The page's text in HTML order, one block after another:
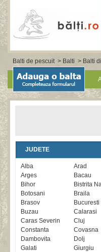
Balti de pescuit> Balti > Balti
JUDETE
Alba
Arad
Arges
Bacau
Bihor
Bistrita
Botosani
Braila
Brasov
Bucuresti
Buzau
Calarasi
Caras Severin
Cluj
Constanta
Covasna
Dambovita
Dolj
Galati
Giurgiu